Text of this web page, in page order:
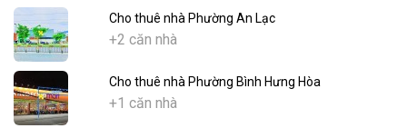
Cho thuê nhà Phường An Lạc
+2 căn nhà
Cho thuê nhà Phường Bình Hưng Hòa
+1 căn nhà